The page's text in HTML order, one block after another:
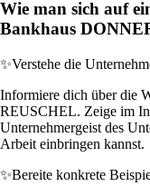
Wie man sich auf
Bankhaus
✨Verstehe die
Informiere dich über die
REUSCHEL. Zeige im
Unternehmergeist des
Arbeit einbringen kannst.
✨Bereite konkrete